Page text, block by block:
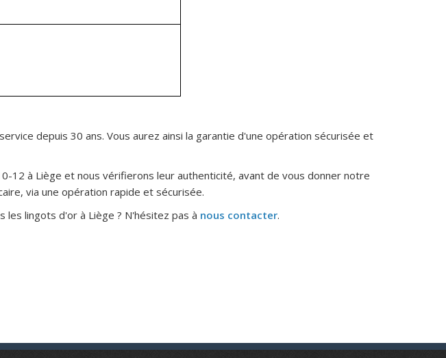
depuis 30 ans. Vous aurez ainsi la garantie d'une opération sécurisée et
12 à Liège et nous vérifierons leur authenticité, avant de vous donner notre
via une opération rapide et sécurisée.
lingots d'or à Liège ? N'hésitez pas à nous contacter.